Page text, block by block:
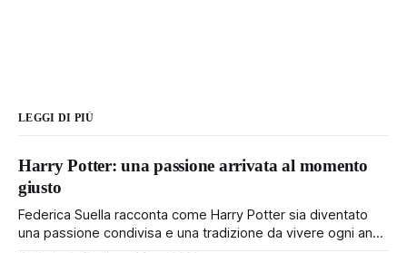
LEGGI DI PIÙ
Harry Potter: una passione arrivata al momento
giusto
Federica Suella racconta come Harry Potter sia diventato
una passione condivisa e una tradizione da vivere ogni anno